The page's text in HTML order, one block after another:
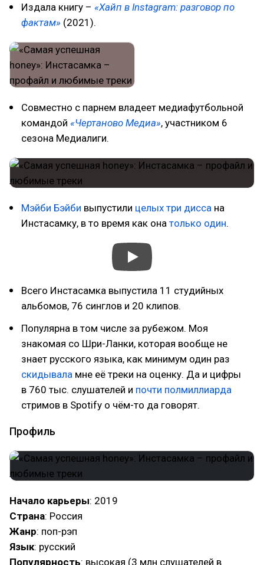
Издала книгу – «Хайп в Instagram: разговор по
фактам» (2021).
Совместно с парнем владеет медиафутбольной
командой «Чертаново Медиа», участником 6
сезона Медиалиги.
Мэйби Бэйби выпустили целых три дисса на
Инстасамку, в то время как она только один.
Всего Инстасамка выпустила 11 студийных
альбомов, 76 синглов и 20 клипов.
Популярна в том числе за рубежом. Моя
знакомая со Шри-Ланки, которая вообще не
знает русского языка, как минимум один раз
скидывала мне её треки на оценку. Да и цифры
в 760 тыс. слушателей и почти полмиллиарда
стримов в Spotify о чём-то да говорят.
Профиль
Начало карьеры: 2019
Страна: Россия
Жанр: поп-рэп
Язык: русский
Популярность: высокая (3 млн слушателей в